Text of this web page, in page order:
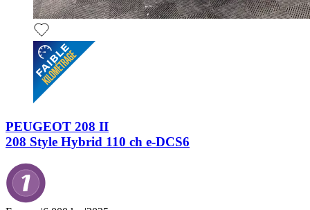
PEUGEOT 208 II
208 Style Hybrid 110 ch e-DCS6